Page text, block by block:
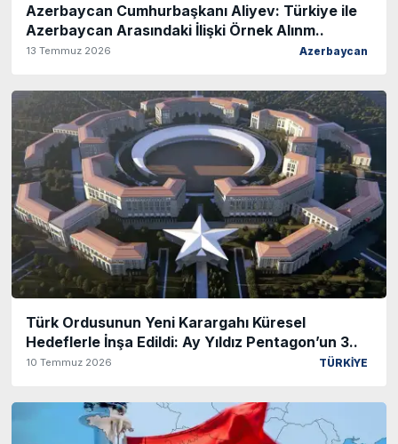
Azerbaycan Cumhurbaşkanı Aliyev: Türkiye ile
Azerbaycan Arasındaki İlişki Örnek Alınm..
13 Temmuz 2026 Azerbaycan
Türk Ordusunun Yeni Karargahı Küresel
Hedeflerle İnşa Edildi: Ay Yıldız Pentagon’un 3..
10 Temmuz 2026 TÜRKİYE